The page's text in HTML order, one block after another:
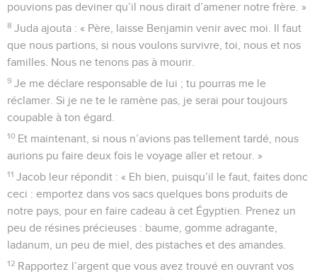
pouvions pas deviner qu’il nous dirait d’amener notre frère. »
8 Juda ajouta : « Père, laisse Benjamin venir avec moi. Il faut
que nous partions, si nous voulons survivre, toi, nous et nos
familles. Nous ne tenons pas à mourir.
9 Je me déclare responsable de lui ; tu pourras me le
réclamer. Si je ne te le ramène pas, je serai pour toujours
coupable à ton égard.
10 Et maintenant, si nous n’avions pas tellement tardé, nous
aurions pu faire deux fois le voyage aller et retour. »
11 Jacob leur répondit : « Eh bien, puisqu’il le faut, faites donc
ceci : emportez dans vos sacs quelques bons produits de
notre pays, pour en faire cadeau à cet Égyptien. Prenez un
peu de résines précieuses : baume, gomme adragante,
ladanum, un peu de miel, des pistaches et des amandes.
12 Rapportez l’argent que vous avez trouvé en ouvrant vos